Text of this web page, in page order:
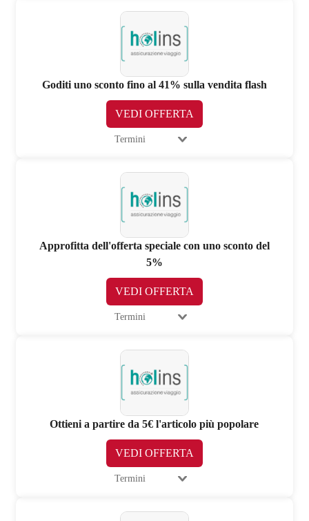
Goditi uno sconto fino al 41% sulla vendita flash
VEDI OFFERTA
Termini
Approfitta dell'offerta speciale con uno sconto del
5%
VEDI OFFERTA
Termini
Ottieni a partire da 5€ l'articolo più popolare
VEDI OFFERTA
Termini